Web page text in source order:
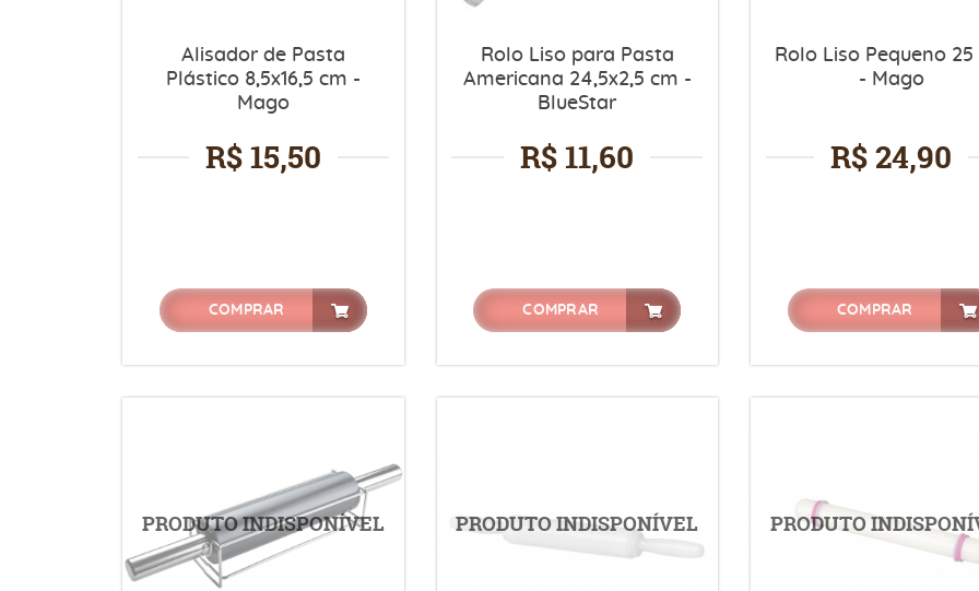
Alisador de Pasta
Plástico 8,5x16,5 cm -
Mago
R$ 15,50
COMPRAR
Rolo Liso para Pasta
Americana 24,5x2,5 cm -
BlueStar
R$ 11,60
COMPRAR
Rolo Liso Pequeno
- Mago
R$ 24,90
COMPRAR